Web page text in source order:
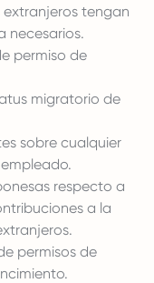
tengan
necesarios.
permiso de
migratorio de
sobre cualquier
respecto a
a la
permisos de